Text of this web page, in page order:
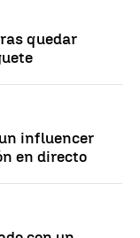
quedar
influencer
en directo